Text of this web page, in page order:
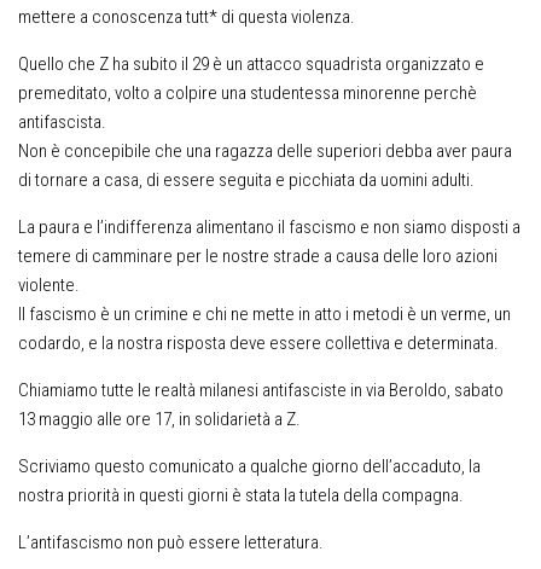
mettere a conoscenza tutt* di questa violenza.
Quello che Z ha subito il 29 è un attacco squadrista organizzato e
premeditato, volto a colpire una studentessa minorenne perchè
antifascista.
Non è concepibile che una ragazza delle superiori debba aver paura
di tornare a casa, di essere seguita e picchiata da uomini adulti.
La paura e l’indifferenza alimentano il fascismo e non siamo disposti a
temere di camminare per le nostre strade a causa delle loro azioni
violente.
Il fascismo è un crimine e chi ne mette in atto i metodi è un verme, un
codardo, e la nostra risposta deve essere collettiva e determinata.
Chiamiamo tutte le realtà milanesi antifasciste in via Beroldo, sabato
13 maggio alle ore 17, in solidarietà a Z.
Scriviamo questo comunicato a qualche giorno dell’accaduto, la
nostra priorità in questi giorni è stata la tutela della compagna.
L’antifascismo non può essere letteratura.